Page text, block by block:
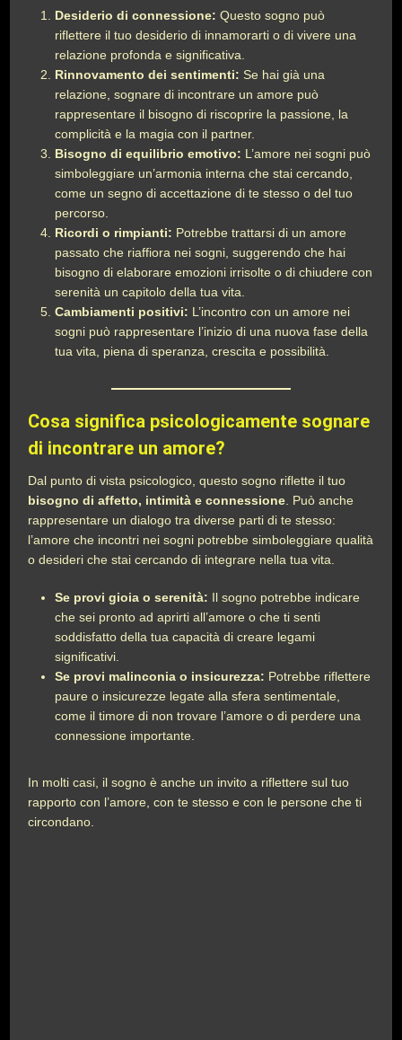
Desiderio di connessione: Questo sogno può
riflettere il tuo desiderio di innamorarti o di vivere una
relazione profonda e significativa.
Rinnovamento dei sentimenti: Se hai già una
relazione, sognare di incontrare un amore può
rappresentare il bisogno di riscoprire la passione, la
complicità e la magia con il partner.
Bisogno di equilibrio emotivo: L’amore nei sogni può
simboleggiare un’armonia interna che stai cercando,
come un segno di accettazione di te stesso o del tuo
percorso.
Ricordi o rimpianti: Potrebbe trattarsi di un amore
passato che riaffiora nei sogni, suggerendo che hai
bisogno di elaborare emozioni irrisolte o di chiudere con
serenità un capitolo della tua vita.
Cambiamenti positivi: L’incontro con un amore nei
sogni può rappresentare l’inizio di una nuova fase della
tua vita, piena di speranza, crescita e possibilità.
Cosa significa psicologicamente sognare
di incontrare un amore?
Dal punto di vista psicologico, questo sogno riflette il tuo
bisogno di affetto, intimità e connessione . Può anche
rappresentare un dialogo tra diverse parti di te stesso:
l’amore che incontri nei sogni potrebbe simboleggiare qualità
o desideri che stai cercando di integrare nella tua vita.
Se provi gioia o serenità: Il sogno potrebbe indicare
che sei pronto ad aprirti all’amore o che ti senti
soddisfatto della tua capacità di creare legami
significativi.
Se provi malinconia o insicurezza: Potrebbe riflettere
paure o insicurezze legate alla sfera sentimentale,
come il timore di non trovare l’amore o di perdere una
connessione importante.
In molti casi, il sogno è anche un invito a riflettere sul tuo
rapporto con l’amore, con te stesso e con le persone che ti
circondano.